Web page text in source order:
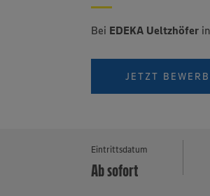
Bei EDEKA Ueltzhöfer in
JETZT
Eintrittsdatum
Ab sofort